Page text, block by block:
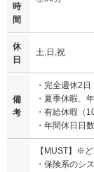
時
間
休
日
土,日,祝
備
考
・完全週休2
・夏季休暇、
・有給休暇（
・年間休日日
【MUST】※
・保険系のシ